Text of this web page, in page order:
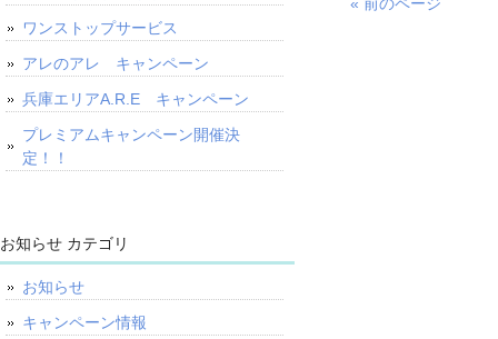
ワンストップサービス
アレのアレ キャンペーン
兵庫エリアA.R.E キャンペーン
プレミアムキャンペーン開催決
定！！
お知らせ カテゴリ
お知らせ
キャンペーン情報